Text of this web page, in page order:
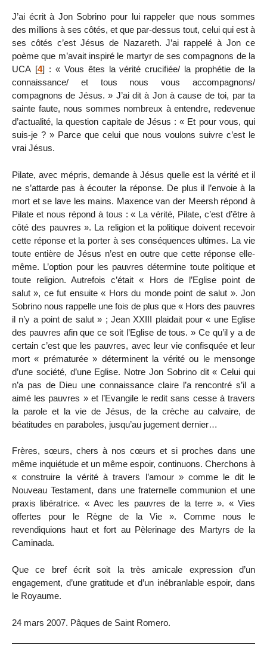
J’ai écrit à Jon Sobrino pour lui rappeler que nous sommes
des millions à ses côtés, et que par-dessus tout, celui qui est à
ses côtés c’est Jésus de Nazareth. J’ai rappelé à Jon ce
poème que m’avait inspiré le martyr de ses compagnons de la
UCA [4] : « Vous êtes la vérité crucifiée/ la prophétie de la
connaissance/ et tous nous vous accompagnons/
compagnons de Jésus. » J’ai dit à Jon à cause de toi, par ta
sainte faute, nous sommes nombreux à entendre, redevenue
d’actualité, la question capitale de Jésus : « Et pour vous, qui
suis-je ? » Parce que celui que nous voulons suivre c’est le
vrai Jésus.
Pilate, avec mépris, demande à Jésus quelle est la vérité et il
ne s’attarde pas à écouter la réponse. De plus il l’envoie à la
mort et se lave les mains. Maxence van der Meersh répond à
Pilate et nous répond à tous : « La vérité, Pilate, c’est d’être à
côté des pauvres ». La religion et la politique doivent recevoir
cette réponse et la porter à ses conséquences ultimes. La vie
toute entière de Jésus n’est en outre que cette réponse elle-
même. L’option pour les pauvres détermine toute politique et
toute religion. Autrefois c’était « Hors de l’Eglise point de
salut », ce fut ensuite « Hors du monde point de salut ». Jon
Sobrino nous rappelle une fois de plus que « Hors des pauvres
il n’y a point de salut » ; Jean XXIII plaidait pour « une Eglise
des pauvres afin que ce soit l’Eglise de tous. » Ce qu’il y a de
certain c’est que les pauvres, avec leur vie confisquée et leur
mort « prématurée » déterminent la vérité ou le mensonge
d’une société, d’une Eglise. Notre Jon Sobrino dit « Celui qui
n’a pas de Dieu une connaissance claire l’a rencontré s’il a
aimé les pauvres » et l’Evangile le redit sans cesse à travers
la parole et la vie de Jésus, de la crèche au calvaire, de
béatitudes en paraboles, jusqu’au jugement dernier…
Frères, sœurs, chers à nos cœurs et si proches dans une
même inquiétude et un même espoir, continuons. Cherchons à
« construire la vérité à travers l’amour » comme le dit le
Nouveau Testament, dans une fraternelle communion et une
praxis libératrice. « Avec les pauvres de la terre ». « Vies
offertes pour le Règne de la Vie ». Comme nous le
revendiquions haut et fort au Pèlerinage des Martyrs de la
Caminada.
Que ce bref écrit soit la très amicale expression d’un
engagement, d’une gratitude et d’un inébranlable espoir, dans
le Royaume.
24 mars 2007. Pâques de Saint Romero.